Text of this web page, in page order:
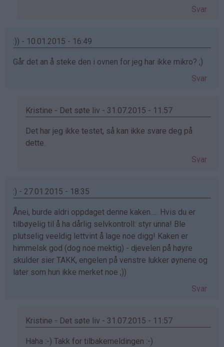
:)
bekreftet)
Svar
:)) - 10.01.2015 - 16:49
Går det an å steke den i ovnen for jeg har ikke mikro? ;)
Svar
Kristine - Det søte liv - 31.07.2015 - 11:57
Som
svar
(ikke
Det har jeg ikke testet, så kan ikke svare deg på
dette.
Svar
:) - 27.01.2015 - 18:35
Ånei, burde aldri oppdaget denne kaken..... Hvis du er
tilbøyelig til å ha dårlig selvkontroll: styr unna! Ble
plutselig veeldig lettvint å lage noe digg! Kaken er
himmelsk god (dog noe mektig) - djevelen på høyre
skulder sier TAKK, engelen på venstre lukker øynene og
later som hun ikke merket noe ;))
Svar
Kristine - Det søte liv - 31.07.2015 - 11:57
Som
Haha :-) Takk for tilbakemeldingen :-)